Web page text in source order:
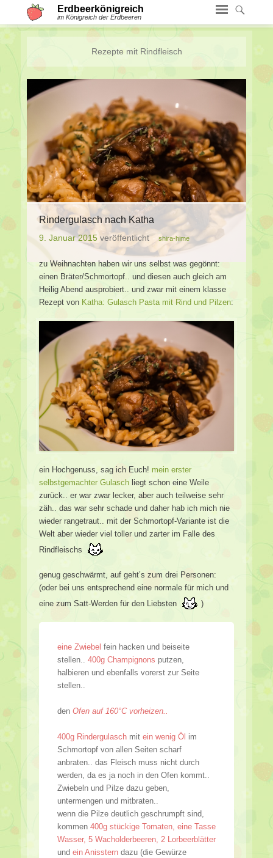
Erdbeerkönigreich
im Königreich der Erdbeeren
Rezepte mit Rindfleisch
Rindergulasch nach Katha
9. Januar 2015 veröffentlicht shira-hime
zu Weihnachten haben wir uns selbst was gegönnt:
einen Bräter/Schmortopf.. und diesen auch gleich am
Heilig Abend ausprobiert.. und zwar mit einem klasse
Rezept von Katha: Gulasch Pasta mit Rind und Pilzen:
ein Hochgenuss, sag ich Euch! mein erster
selbstgemachter Gulasch liegt schon eine Weile
zurück.. er war zwar lecker, aber auch teilweise sehr
zäh.. das war sehr schade und daher hab ich mich nie
wieder rangetraut.. mit der Schmortopf-Variante ist die
Welt aber wieder viel toller und zarter im Falle des
Rindfleischs
genug geschwärmt, auf geht’s zum drei Personen:
(oder bei uns entsprechend eine normale für mich und
eine zum Satt-Werden für den Liebsten
)
eine Zwiebel fein hacken und beiseite
stellen.. 400g Champignons putzen,
halbieren und ebenfalls vorerst zur Seite
stellen..
den Ofen auf 160°C vorheizen..
400g Rindergulasch mit ein wenig Öl im
Schmortopf von allen Seiten scharf
anbraten.. das Fleisch muss nicht durch
werden, da es ja noch in den Ofen kommt..
Zwiebeln und Pilze dazu geben,
untermengen und mitbraten..
wenn die Pilze deutlich geschrumpft sind,
kommen 400g stückige Tomaten, eine Tasse
Wasser, 5 Wacholderbeeren, 2 Lorbeerblätter
und ein Anisstern dazu (die Gewürze